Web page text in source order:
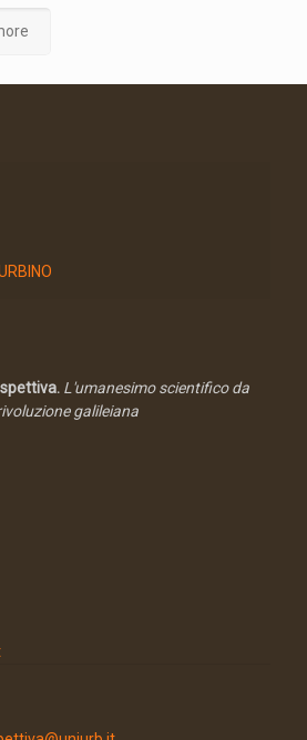
L'umanesimo scientifico da
galileiana